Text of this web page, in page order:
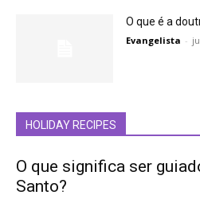
O que é a
Evangelista -
HOLIDAY RECIPES
O que significa ser
Santo?